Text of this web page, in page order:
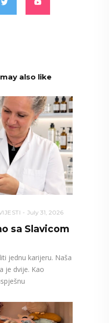
also like
July 31, 2026
sa Slavicom
jednu karijeru. Naša
je dvije. Kao